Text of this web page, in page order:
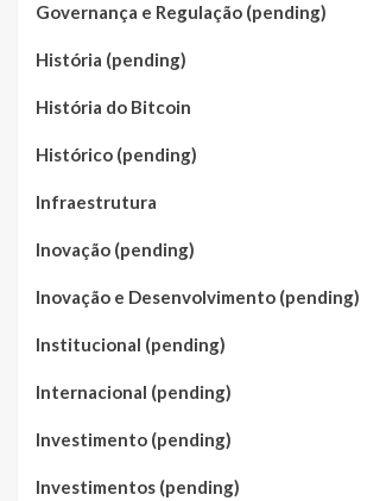
Governança e Regulação (pending)
História (pending)
História do Bitcoin
Histórico (pending)
Infraestrutura
Inovação (pending)
Inovação e Desenvolvimento (pending)
Institucional (pending)
Internacional (pending)
Investimento (pending)
Investimentos (pending)